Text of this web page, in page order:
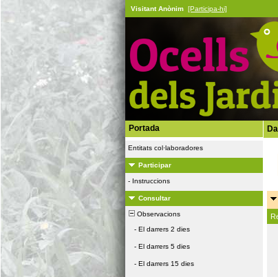
Visitant Anònim [Participa-hi]
Portada
Entitats col·laboradores
Participar
- Instruccions
Consultar
Observacions
- El darrers 2 dies
- El darrers 5 dies
- El darrers 15 dies